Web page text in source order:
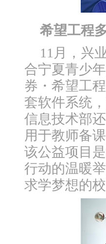
希望工程
11月，兴
合宁夏青少
券・希望工
套软件系统
信息技术部
用于教师备
该公益项目
行动的温暖
求学梦想的